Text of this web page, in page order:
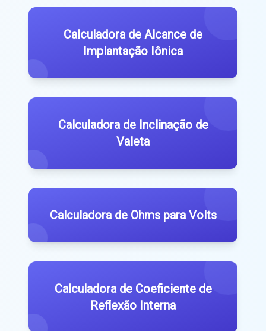
Calculadora de Alcance de
Implantação Iônica
Calculadora de Inclinação de
Valeta
Calculadora de Ohms para Volts
Calculadora de Coeficiente de
Reflexão Interna